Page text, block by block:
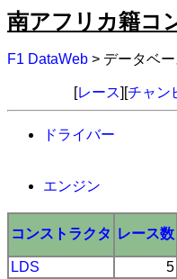
南アフリカ籍コ
F1 DataWeb > データベ
[レース][チャン
ドライバー
エンジン
コンストラクタ レース数
LDS 5